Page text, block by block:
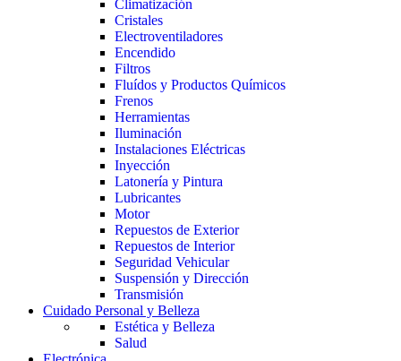
Climatización
Cristales
Electroventiladores
Encendido
Filtros
Fluídos y Productos Químicos
Frenos
Herramientas
Iluminación
Instalaciones Eléctricas
Inyección
Latonería y Pintura
Lubricantes
Motor
Repuestos de Exterior
Repuestos de Interior
Seguridad Vehicular
Suspensión y Dirección
Transmisión
Cuidado Personal y Belleza
Estética y Belleza
Salud